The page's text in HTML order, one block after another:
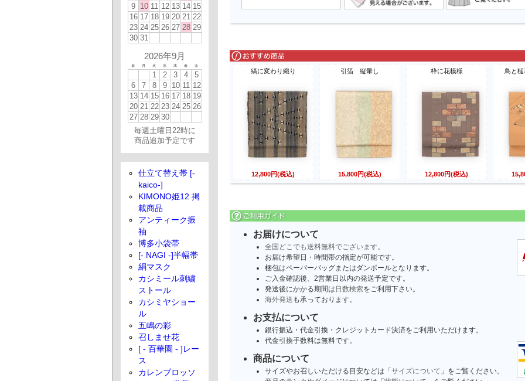
縞に変わり織り
12,800円(税込)
引箔 縦暈し
15,800円(税込)
枠に花模様
12,800円(税込)
鳥と
お届けについて
全国どこでも送料無料でございます。
お届け希望日・時間帯の指定が可能です。
梱包はペーパーバッグまたはダンボールとなります。
ご入金確認後、2営業日以内の発送予定です。
発送後にかかる期間は 日数検索をご利用下さい。
海外発送 も承っております。
お支払について
銀行振込・代金引換・クレジットカード決済をご利用いただけます。
代金引換手数料は無料です。
商品について
サイズやお召しいただける目安などは「サイズについて 」をご覧ください。
9 10 11 12 13 14 15
16 17 18 19 20 21 22
23 24 25 26 27 28 29
30 31
2026年9月
日 月 火 水 木 金 土
1 2 3 4
5
6
7 8 9 10 11 12
13 14 15 16 17 18 19
20 21 22 23 24 25 26
27 28 29 30
毎週土曜日22時に
商品追加予定です
仕立て替え帯 [-
kaico-]
KIMONO姫12 掲
載商品
アンティーク振
袖
博多小袋帯
[- NAGI -]半幅帯
絹マスク
カシミール刺繍
ストール
カシミヤショー
ル
五嶋の彩
召しませ花
[ - 百華園 - ]レー
ス
カレンブロッソ